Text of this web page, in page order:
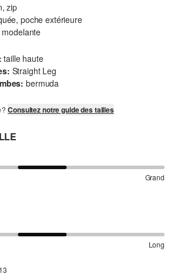
zip
poche extérieure
taille haute
Straight Leg
bermuda
?Consultez notre guide des tailles
Grand
Long